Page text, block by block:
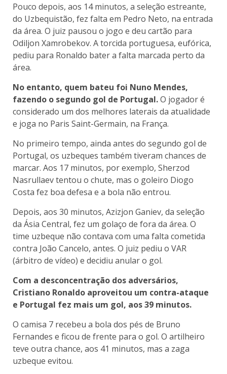
Pouco depois, aos 14 minutos, a seleção estreante,
do Uzbequistão, fez falta em Pedro Neto, na entrada
da área. O juiz pausou o jogo e deu cartão para
Odiljon Xamrobekov. A torcida portuguesa, eufórica,
pediu para Ronaldo bater a falta marcada perto da
área.
No entanto, quem bateu foi Nuno Mendes,
fazendo o segundo gol de Portugal.O jogador é
considerado um dos melhores laterais da atualidade
e joga no Paris Saint-Germain, na França.
No primeiro tempo, ainda antes do segundo gol de
Portugal, os uzbeques também tiveram chances de
marcar. Aos 17 minutos, por exemplo, Sherzod
Nasrullaev tentou o chute, mas o goleiro Diogo
Costa fez boa defesa e a bola não entrou.
Depois, aos 30 minutos, Azizjon Ganiev, da seleção
da Ásia Central, fez um golaço de fora da área. O
time uzbeque não contava com uma falta cometida
contra João Cancelo, antes. O juiz pediu o VAR
(árbitro de vídeo) e decidiu anular o gol.
Com a desconcentração dos adversários,
Cristiano Ronaldo aproveitou um contra-ataque
e Portugal fez mais um gol, aos 39 minutos.
O camisa 7 recebeu a bola dos pés de Bruno
Fernandes e ficou de frente para o gol. O artilheiro
teve outra chance, aos 41 minutos, mas a zaga
uzbeque evitou.